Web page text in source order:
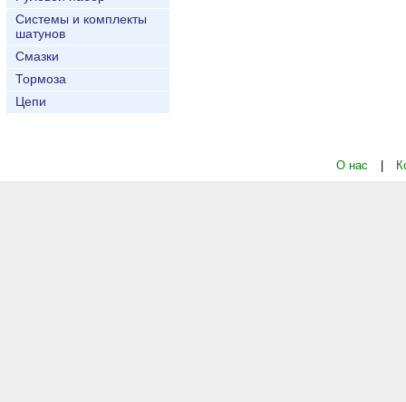
Системы и комплекты
шатунов
Смазки
Тормоза
Цепи
О нас